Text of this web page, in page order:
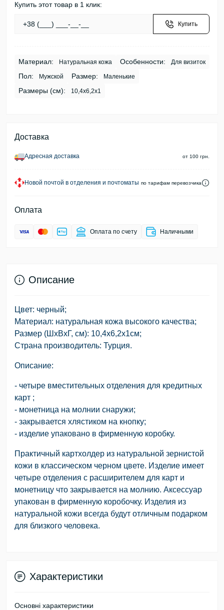
Купить этот товар в 1 клик:
Купить
Материал: Натуральная кожа Особенности: Для визиток
Пол: Мужской Размер: Маленькие
Размеры (см): 10,4х6,2х1
Доставка
Адресная доставка от 100 грн.
Новой почтой в отделения и почтоматы по тарифам перевозчика
Оплата
Оплата по счету Наличными
Описание
Цвет: черный;
Материал: натуральная кожа высокого качества;
Размер (ШхВхГ, см): 10,4х6,2х1см;
Страна производитель: Турция.
Описание:
- четыре вместительных отделения для кредитных
карт ;
- монетница на молнии снаружи;
- закрывается хлястиком на кнопку;
- изделие упаковано в фирменную коробку.
Практичный картхолдер из натуральной зернистой
кожи в классическом черном цвете. Изделие имеет
четыре отделения с расширителем для карт и
монетницу что закрывается на молнию. Аксессуар
упакован в фирменную коробочку. Изделия из
натуральной кожи всегда будут отличным подарком
для близкого человека.
Характеристики
Основні характеристики